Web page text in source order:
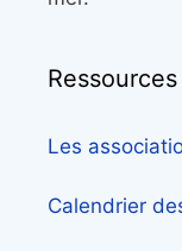
Ressources
Les
Calendrier